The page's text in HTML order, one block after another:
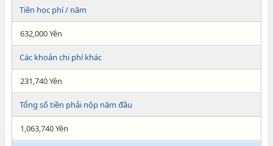
Tiền học phí / năm
632,000 Yên
Các khoản chi phí khác
231,740 Yên
Tổng số tiền phải nộp năm đầu
1,063,740 Yên